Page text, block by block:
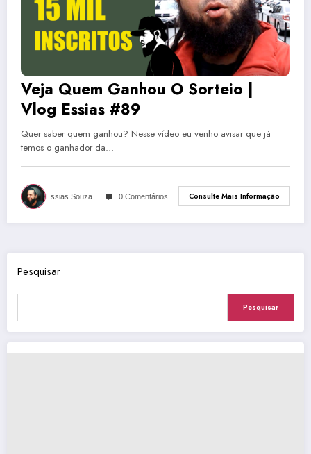
Veja Quem Ganhou O Sorteio |
Vlog Essias #89
Quer saber quem ganhou? Nesse vídeo eu venho avisar que já
temos o ganhador da…
Essias Souza 0 Comentários Consulte Mais Informação
Pesquisar
Pesquisar